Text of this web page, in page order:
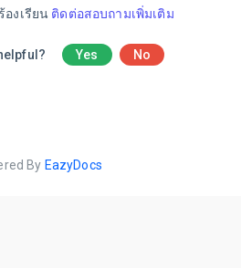
งเรียน ติดต่อสอบถามเพิ่มเติม
Yes No
By EazyDocs